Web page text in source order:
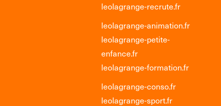
leolagrange-recrute.fr
leolagrange-animation.fr
leolagrange-petite-
enfance.fr
leolagrange-formation.fr
leolagrange-conso.fr
leolagrange-sport.fr